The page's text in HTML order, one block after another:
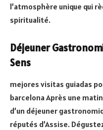
l’atmosphère unique qui
spiritualité.
Déjeuner
Sens
mejores visitas guiadas
barcelona Après une
d’un déjeuner
réputés d’Assise.